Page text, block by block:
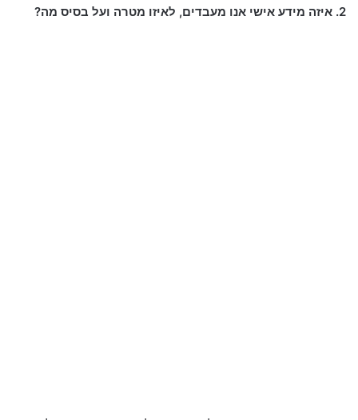
2. איזה מידע אישי אנו מעבדים, לאיזו מטרה ועל בסיס מה?